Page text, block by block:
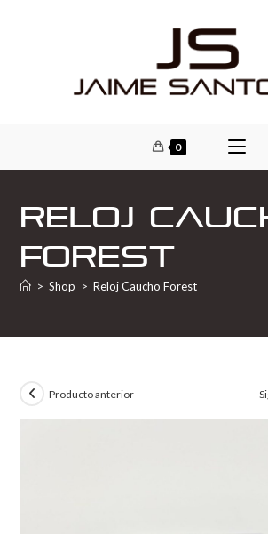
0
Reloj
Forest
> Shop > Reloj Caucho Forest
Producto anterior